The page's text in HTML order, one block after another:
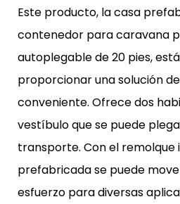
Este producto, la casa
contenedor para caravana
autoplegable de 20 pies,
proporcionar una solución
conveniente. Ofrece dos
vestíbulo que se puede
transporte. Con el remolque
prefabricada se puede
esfuerzo para diversas